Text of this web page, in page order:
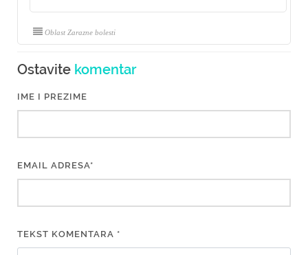
Oblast Zarazne bolesti
Ostavite komentar
IME I PREZIME
EMAIL ADRESA*
TEKST KOMENTARA *